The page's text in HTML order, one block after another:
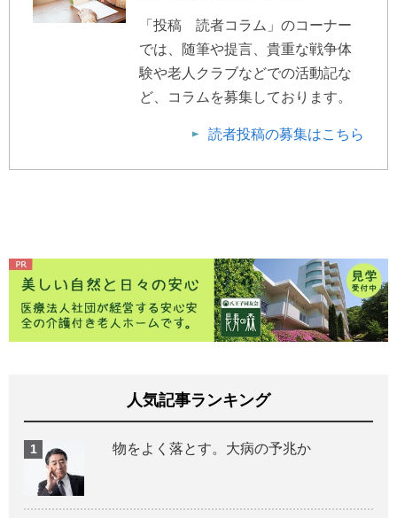
「投稿 読者コラム」のコーナー
では、随筆や提言、貴重な戦争体
験や老人クラブなどでの活動記な
ど、コラムを募集しております。
読者投稿の募集はこちら
人気記事ランキング
物をよく落とす。大病の予兆か